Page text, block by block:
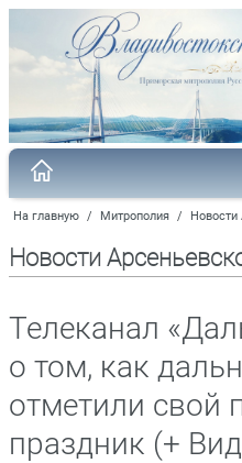
На главную / Митрополия / Новости
Новости
Телеканал
о том, как
отметили свой
праздник (+